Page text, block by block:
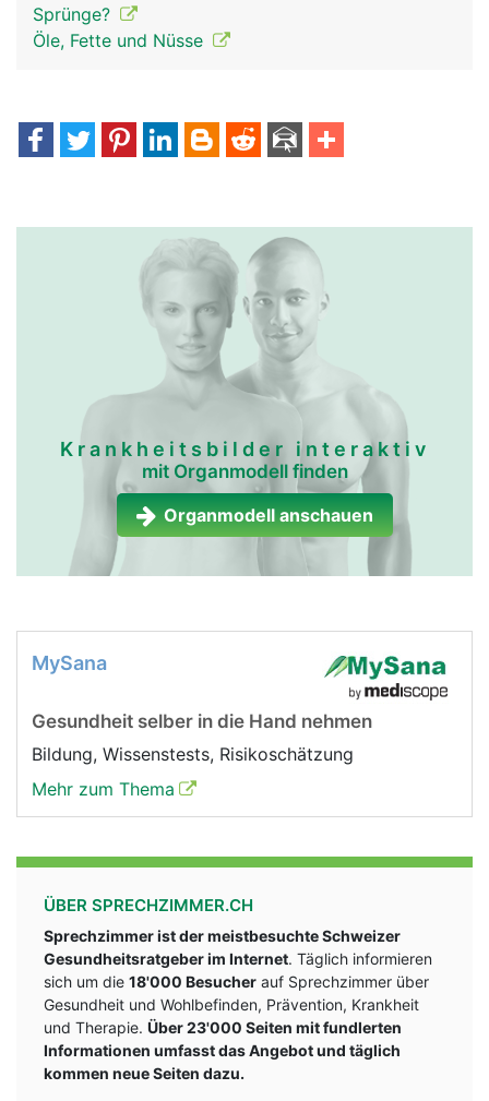
Sprünge?
Öle, Fette und Nüsse
Krankheitsbilder interaktiv
mit Organmodell finden
Organmodell anschauen
MySana
Gesundheit selber in die Hand nehmen
Bildung, Wissenstests, Risikoschätzung
Mehr zum Thema
ÜBER SPRECHZIMMER.CH
Sprechzimmer ist der meistbesuchte Schweizer
Gesundheitsratgeber im Internet. Täglich informieren
sich um die 18'000 Besucher auf Sprechzimmer über
Gesundheit und Wohlbefinden, Prävention, Krankheit
und Therapie. Über 23'000 Seiten mit fundlerten
Informationen umfasst das Angebot und täglich
kommen neue Seiten dazu.